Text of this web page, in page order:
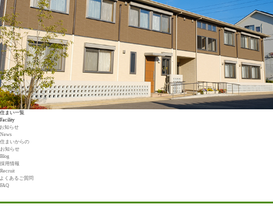
住まい一覧
Facility
お知らせ
News
住まいからの
お知らせ
Blog
採用情報
Recruit
よくあるご質問
FAQ